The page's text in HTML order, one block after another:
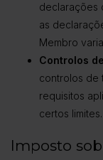
declarações
as
Membro
Controlos
controlos de
requisitos
certos limites.
Imposto